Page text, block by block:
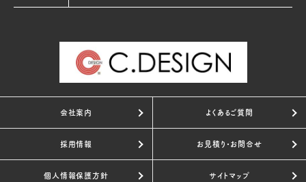
会社案内 よくあるご質問
採用情報 お見積り・お問合せ
個人情報保護方針 サイトマップ